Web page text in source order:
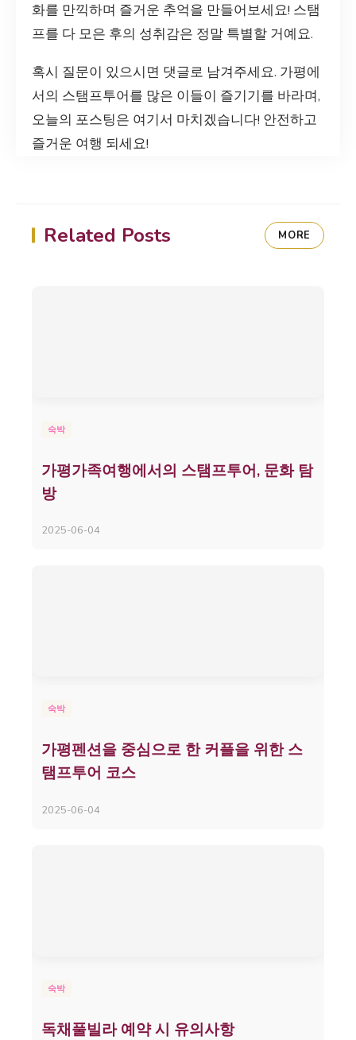
화를 만끽하며 즐거운 추억을 만들어보세요! 스탬
프를 다 모은 후의 성취감은 정말 특별할 거예요.
혹시 질문이 있으시면 댓글로 남겨주세요. 가평에
서의 스탬프투어를 많은 이들이 즐기기를 바라며,
오늘의 포스팅은 여기서 마치겠습니다! 안전하고
즐거운 여행 되세요!
Related Posts MORE
숙박
가평가족여행에서의 스탬프투어, 문화 탐
방
2025-06-04
숙박
가평펜션을 중심으로 한 커플을 위한 스
탬프투어 코스
2025-06-04
숙박
독채풀빌라 예약 시 유의사항